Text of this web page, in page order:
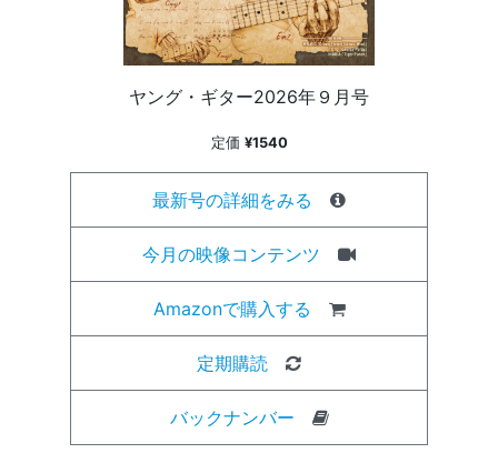
ヤング・ギター2026年９月号
定価 ¥1540
最新号の詳細をみる
今月の映像コンテンツ
Amazonで購入する
定期購読
バックナンバー